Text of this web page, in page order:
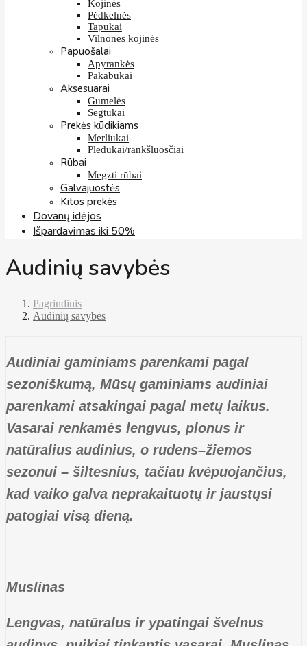
Kojinės
Pėdkelnės
Tapukai
Vilnonės kojinės
Papuošalai
Apyrankės
Pakabukai
Aksesuarai
Gumelės
Segtukai
Prekės kūdikiams
Merliukai
Pledukai/rankšluosčiai
Rūbai
Megzti rūbai
Galvajuostės
Kitos prekės
Dovanų idėjos
Išpardavimas iki 50%
Audinių savybės
Pagrindinis
Audinių savybės
Audiniai gaminiams parenkami pagal
sezoniškumą, Mūsų gaminiams audiniai
parenkami atsakingai pagal metų laikus.
Vasarai renkamės lengvus, plonus ir
natūralius audinius, o rudens–žiemos
sezonui – šiltesnius, tačiau kvėpuojančius,
kad vaiko galva neprakaituotų ir jaustųsi
patogiai visą dieną.
Muslinas
Lengvas, natūralus ir ypatingai švelnus